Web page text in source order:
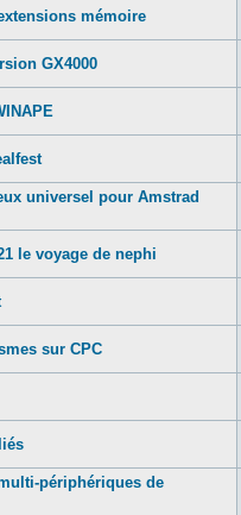
mémoire
GX4000
universel pour Amstrad
le voyage de nephi
sur CPC
périphériques de